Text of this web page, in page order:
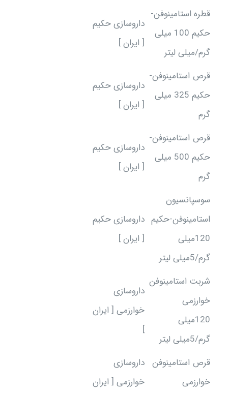
قطره استامینوفن-
حکیم 100 میلی
گرم/میلی لیتر
داروسازی حکیم
[ ایران ]
قرص استامینوفن-
حکیم 325 میلی
گرم
داروسازی حکیم
[ ایران ]
قرص استامینوفن-
حکیم 500 میلی
گرم
داروسازی حکیم
[ ایران ]
سوسپانسیون
استامینوفن-حکیم
120میلی
گرم/5میلی لیتر
داروسازی حکیم
[ ایران ]
شربت استامینوفن
خوارزمی
120میلی
گرم/5میلی لیتر
داروسازی
خوارزمی [ ایران
]
قرص استامینوفن
خوارزمی
داروسازی
خوارزمی [ ایران